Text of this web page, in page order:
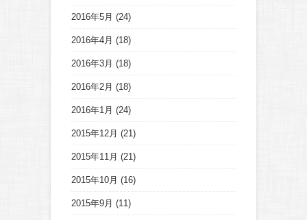
2016年5月 (24)
2016年4月 (18)
2016年3月 (18)
2016年2月 (18)
2016年1月 (24)
2015年12月 (21)
2015年11月 (21)
2015年10月 (16)
2015年9月 (11)